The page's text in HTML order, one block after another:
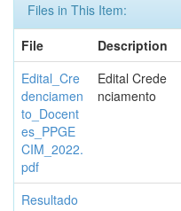
Files in This Item:
File
Description
Edital_Cre
denciamen
to_Docent
es_PPGE
CIM_2022.
pdf
Edital Crede
nciamento
Resultado